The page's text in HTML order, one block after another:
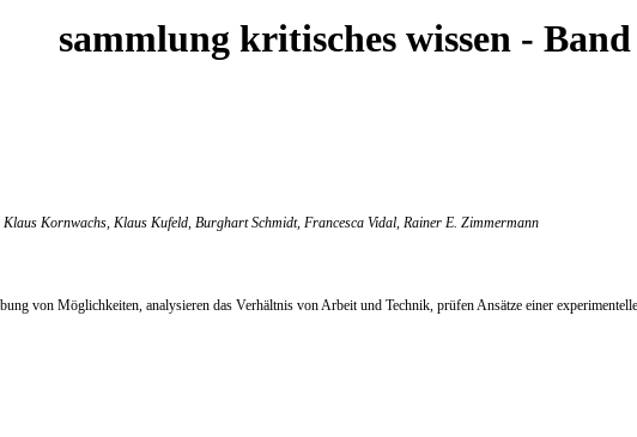
sammlung kritisches wissen - Band
Kornwachs, Klaus Kufeld, Burghart Schmidt, Francesca Vidal, Rainer E. Zimmermann
von Möglichkeiten, analysieren das Verhältnis von Arbeit und Technik, prüfen Ansätze einer